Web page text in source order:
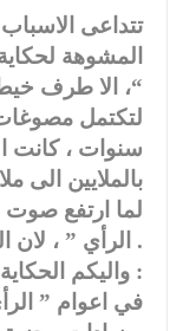
الأمن يتلف 16 مليون حبة كبتاجون و1480 كغم
القاضي يلتقي
دعوة المكلفين
تتداعى
المشوهة
“، الا طرف
لتكتمل مصوغات
سنوات ، كانت
بالملايين الى
لما ارتفع
الرأي ” ، لان الهمس في ” الرأي ” كان يعني الابعاد .
واليكم الحكاية :